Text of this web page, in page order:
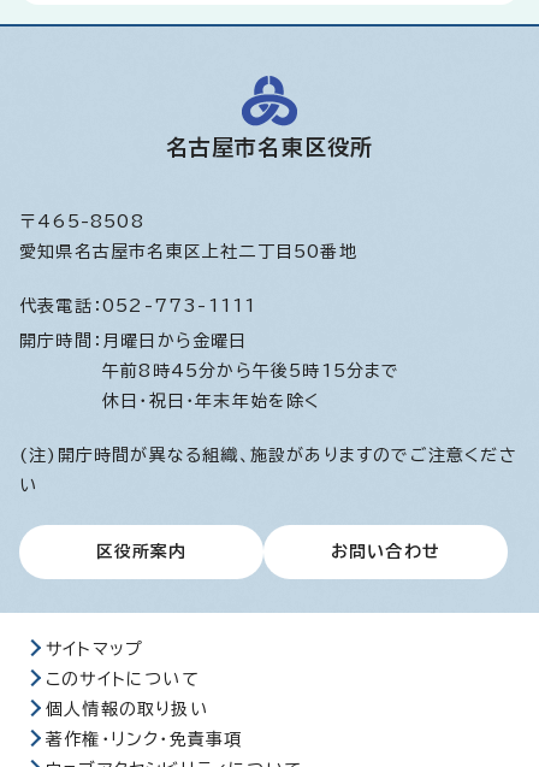
名古屋市名東区役所
〒465-8508
愛知県名古屋市名東区上社二丁目50番地
代表電話： 052-773-1111
開庁時間： 月曜日から金曜日
午前8時45分から午後5時15分まで
休日・祝日・年末年始を除く
(注)開庁時間が異なる組織、施設がありますのでご注意くださ
い
区役所案内 お問い合わせ
サイトマップ
このサイトについて
個人情報の取り扱い
著作権・リンク・免責事項